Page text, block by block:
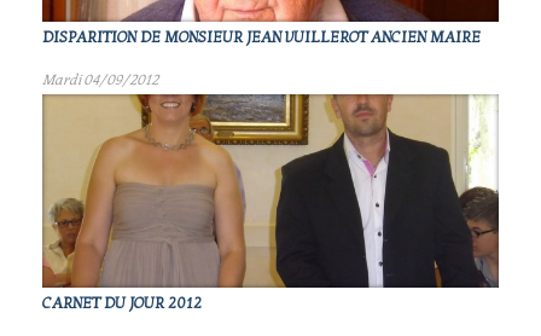
DISPARITION DE MONSIEUR JEAN VUILLEROT ANCIEN MAIRE
Mardi 04/09/2012
CARNET DU JOUR 2012